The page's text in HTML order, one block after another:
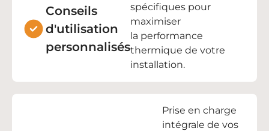
Conseils
d'utilisation
personnalisés
spécifiques pour
maximiser
la performance
thermique de votre
installation.
Prise en charge
intégrale de vos